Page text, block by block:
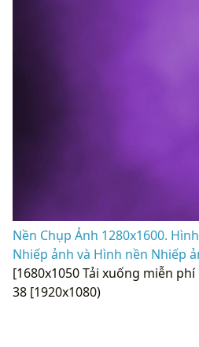
Nền Chụp Ảnh 1280x1600.
Nhiếp ảnh và Hình nền Nhiếp
[1680x1050 Tải xuống miễn
38 [1920x1080)